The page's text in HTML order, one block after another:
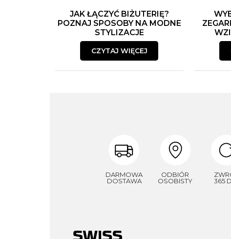
JAK ŁĄCZYĆ BIŻUTERIĘ?
POZNAJ SPOSOBY NA MODNE
STYLIZACJE
CZYTAJ WIĘCEJ
DARMOWA
DOSTAWA
ODBIÓR
OSOBISTY
365